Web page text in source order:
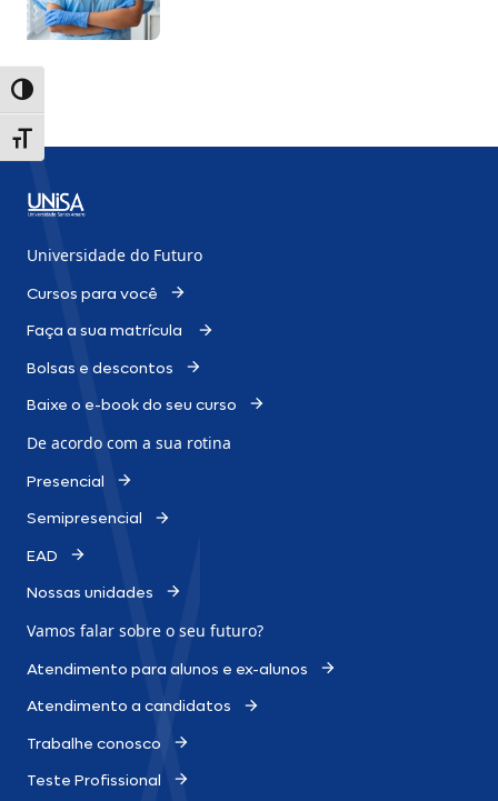
Alternar alto contraste
Alternar tamanho da fonte
Universidade do Futuro
Cursos para você
Faça a sua matrícula
Bolsas e descontos
Baixe o e-book do seu curso
De acordo com a sua rotina
Presencial
Semipresencial
EAD
Nossas unidades
Vamos falar sobre o seu futuro?
Atendimento para alunos e ex-alunos
Atendimento a candidatos
Trabalhe conosco
Teste Profissional